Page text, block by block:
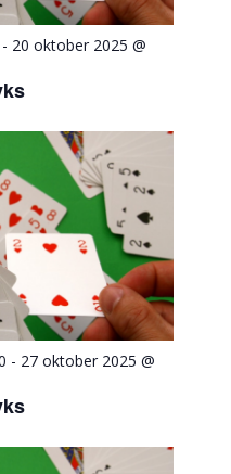
- 20 oktober 2025 @
- 27 oktober 2025 @